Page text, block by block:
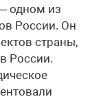
одном из
России. Он
страны,
России.